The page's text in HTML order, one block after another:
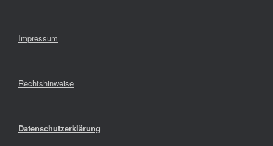
Impressum
Rechtshinweise
Datenschutzerklärung